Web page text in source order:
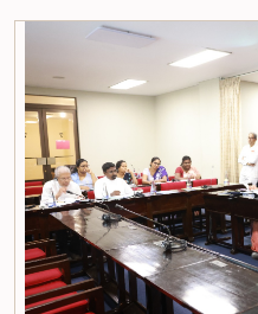
සමාජවාදී ජනරජයේ ආණ්ඩුක්‍රම
විගණකාධිපති ධුරයේ වැටුප්
අවධානයට යොමු කර තිබිණි.එහිදී
අධීක්ෂණය හා විගණන ක්ෂේත්‍රයේ
ගනිමින් වැටුප් මට්ටම පිළිබඳව
විසින් අදහස් හා යෝජනා ඉදිරිපත්
ව්‍යවස්ථාව ප්‍රකාරව විගණකාධිපති
රාජ්‍ය වැටුප් පරිමාණයෙන් බැහැරව
විශේෂ සැලකිල්ලක් යොමු කළ හැකි
කාරක සභාව පවසා සිටියේය.
විගණකාධිපතිවරුන්ගේ වැටුප් ද
නිලධාරීන් විසින් පවසන ලදී. මිට
කොමිෂන් සභාවෙන් තිරණය කළ ද
බවත් නිලධාරීහු සදහන්